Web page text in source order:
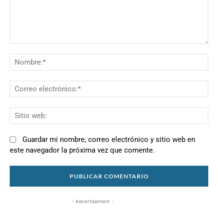
Guardar mi nombre, correo electrónico y sitio web en
este navegador la próxima vez que comente.
- Advertisement -